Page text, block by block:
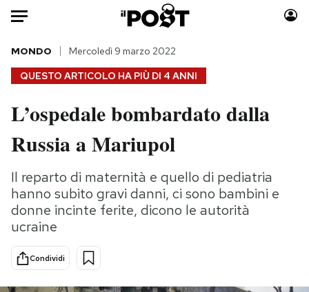
Auto
HOME
Italia
Politica
Tecnologia
Internet
Scienza
Cultura
Economia
Moda
Consumismi
Storie/Idee
Ok Boomer!
Media
QUESTO ARTICOLO HA PIÙ DI 4 ANNI
MONDO Mercoledì 9 marzo 2022
L’ospedale bombardato dalla
Russia a Mariupol
Il reparto di maternità e quello di pediatria
hanno subito gravi danni, ci sono bambini e
donne incinte ferite, dicono le autorità
ucraine
Condividi